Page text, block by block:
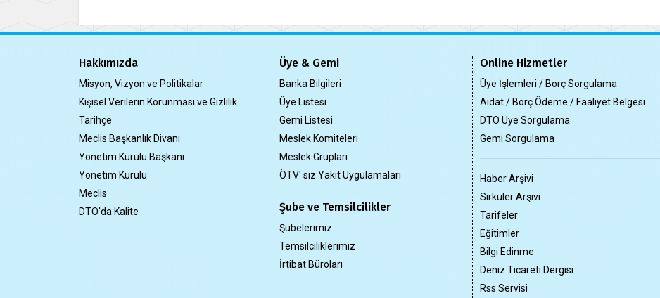
Hakkımızda
Misyon, Vizyon ve Politikalar
Kişisel Verilerin Korunması ve Gizlilik
Tarihçe
Meclis Başkanlık Divanı
Yönetim Kurulu Başkanı
Yönetim Kurulu
Meclis
DTO'da Kalite
Üye & Gemi
Banka Bilgileri
Üye Listesi
Gemi Listesi
Meslek Komiteleri
Meslek Grupları
ÖTV' siz Yakıt Uygulamaları
Şube ve Temsilcilikler
Şubelerimiz
Temsilciliklerimiz
İrtibat Büroları
Online Hizmetler
Üye İşlemleri / Borç Sorgulama
Aidat / Borç Ödeme / Faaliyet Belgesi
DTO Üye Sorgulama
Gemi Sorgulama
Haber Arşivi
Sirküler Arşivi
Tarifeler
Eğitimler
Bilgi Edinme
Deniz Ticareti Dergisi
Rss Servisi